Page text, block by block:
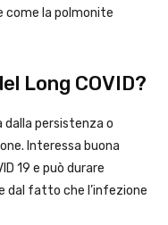
come la polmonite
Long COVID?
persistenza o
Interessa buona
19 e può durare
dal fatto che l’infezione